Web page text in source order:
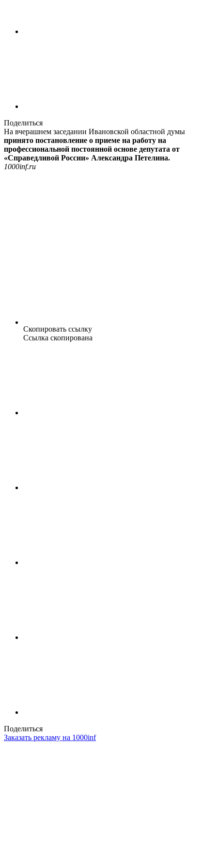
Поделиться
На вчерашнем заседании Ивановской областной думы
принято постановление о приеме на работу на
профессиональной постоянной основе депутата от
«Справедливой России» Александра Петелина.
1000inf.ru
Скопировать ссылку
Ссылка скопирована
Поделиться
Заказать рекламу на 1000inf